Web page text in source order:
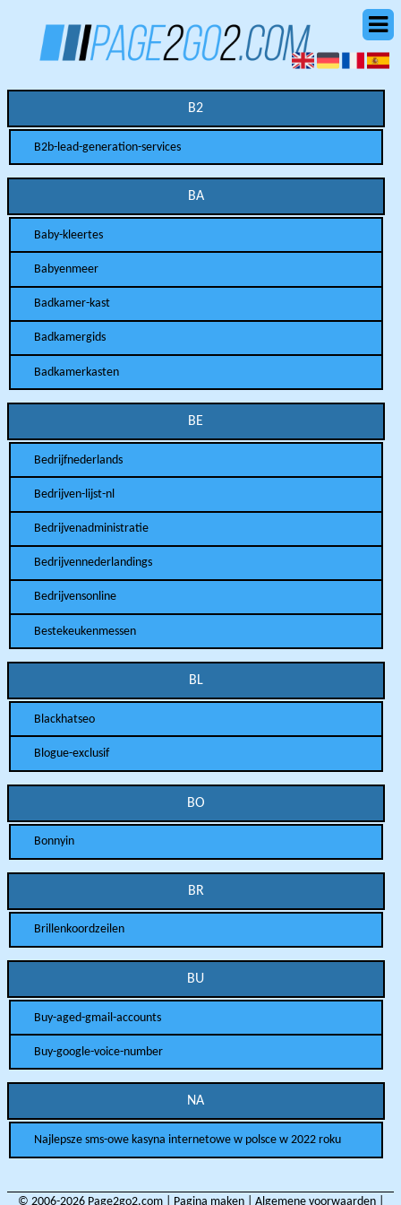
B2
B2b-lead-generation-services
BA
Baby-kleertes
Babyenmeer
Badkamer-kast
Badkamergids
Badkamerkasten
BE
Bedrijfnederlands
Bedrijven-lijst-nl
Bedrijvenadministratie
Bedrijvennederlandings
Bedrijvensonline
Bestekeukenmessen
BL
Blackhatseo
Blogue-exclusif
BO
Bonnyin
BR
Brillenkoordzeilen
BU
Buy-aged-gmail-accounts
Buy-google-voice-number
NA
Najlepsze sms-owe kasyna internetowe w polsce w 2022 roku
© 2006-2026 Page2go2.com| Pagina maken| Algemene voorwaarden|